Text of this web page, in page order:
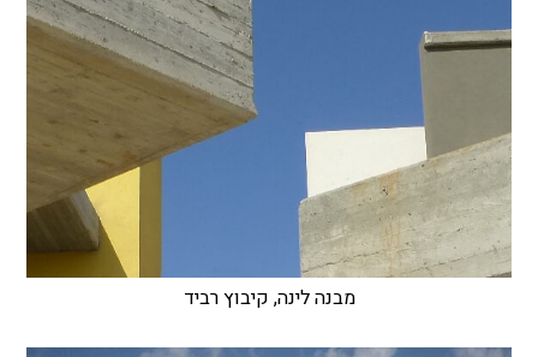
מבנה לינה, קיבוץ רביד